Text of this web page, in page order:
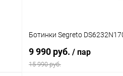
Ботинки Segreto
9 990 руб. / пар
15 990 руб.